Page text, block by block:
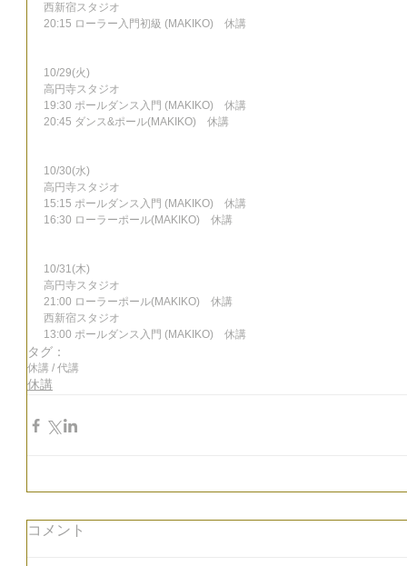
西新宿スタジオ
20:15 ローラー入門初級 (MAKIKO)　休講
10/29(火)
高円寺スタジオ
19:30 ポールダンス入門 (MAKIKO)　休講
20:45 ダンス&ポール(MAKIKO)　休講
10/30(水)
高円寺スタジオ
15:15 ポールダンス入門 (MAKIKO)　休講
16:30 ローラーポール(MAKIKO)　休講
10/31(木)
高円寺スタジオ
21:00 ローラーポール(MAKIKO)　休講
西新宿スタジオ
13:00 ポールダンス入門 (MAKIKO)　休講
タグ：
休講 / 代講
休講
コメント